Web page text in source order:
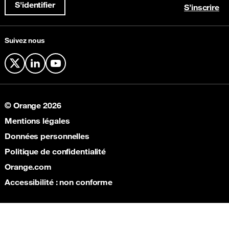
Suivez nous
X LinkedInYouTube
S'identifier S’inscrire
© Orange 2026
Mentions légales
Données personnelles
Politique de confidentialité
Orange.com
Accessibilité : non conforme